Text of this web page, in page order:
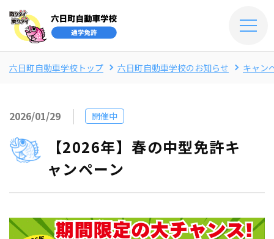
六日町自動車学校トップ 六日町自動車学校のお知らせ キャン
2026/01/29 開催中
【2026年】春の中型免許キ
ャンペーン